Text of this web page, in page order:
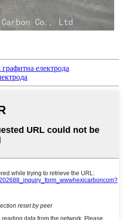
електрода